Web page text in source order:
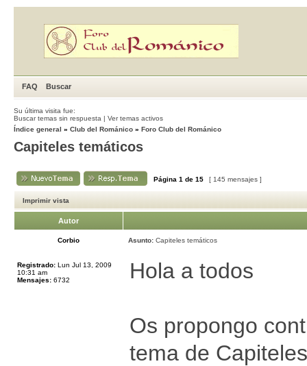
FAQ Buscar
Su última visita fue:
Buscar temas sin respuesta | Ver temas activos
Índice general » Club del Románico » Foro Club del Románico
Capiteles temáticos
Página 1 de 15 [ 145 mensajes ]
Imprimir vista
Autor
Corbio Asunto: Capiteles temáticos
Registrado: Lun Jul 13, 2009
10:31 am
Mensajes: 6732 Hola a todos
Os propongo
tema de